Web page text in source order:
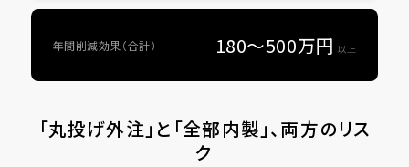
年間削減効果（合計） 180〜500万円 以上
「丸投げ外注」と「全部内製」、両方のリス
ク